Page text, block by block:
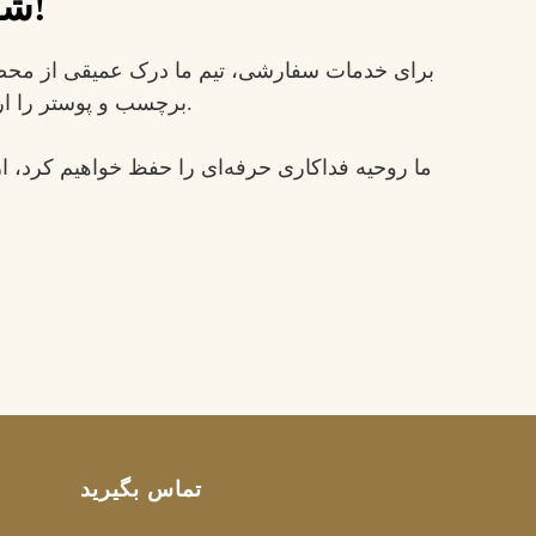
برای خدمات سفارشی، تیم ما درک عمیقی از
برچسب و پوستر را ارائه می‌دهد، کنترل کیفیت دقیقی بر هر فرآیند تولید دارد تا ثبات کیفیت را تضمین کند.
ما روحیه فداکاری حرفه‌ای را حفظ خواهیم
تماس بگیرید